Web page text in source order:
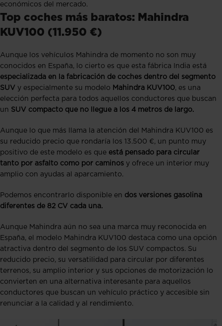
económicos del mercado.
Top coches más baratos: Mahindra
KUV100 (11.950 €)
Aunque los vehículos Mahindra de momento no son muy
conocidos en España, lo cierto es que esta fábrica India está
especializada en la fabricación de coches dentro del segmento
SUV y especialmente su modelo Mahindra KUV100, es una
elección perfecta para todos aquellos conductores que buscan
un SUV compacto que no llegue a los 4 metros de largo.
Aunque lo que más llama la atención del Mahindra KUV100 es
su reducido precio que rondaría los 13.500 €, un punto muy
positivo de este modelo es que está pensado para circular
tanto por asfalto como por caminos y ofrece un interior muy
amplio con ayudas al aparcamiento.
Podemos encontrarlo disponible en dos versiones gasolina
diferentes de 82 CV cada una.
Aunque Mahindra aún no sea una marca muy reconocida en
España, el modelo Mahindra KUV100 destaca como una opción
atractiva dentro del segmento de los SUV compactos. Su
reducido precio, su versatilidad para circular por diferentes
terrenos, su amplio interior y sus opciones de motorización lo
convierten en una alternativa interesante para aquellos
conductores que buscan un vehículo práctico y accesible sin
renunciar a la calidad y al rendimiento.